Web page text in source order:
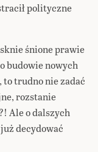
polityczne
śnione prawie
budowie nowych
trudno nie zadać
rozstanie
Ale o dalszych
decydować